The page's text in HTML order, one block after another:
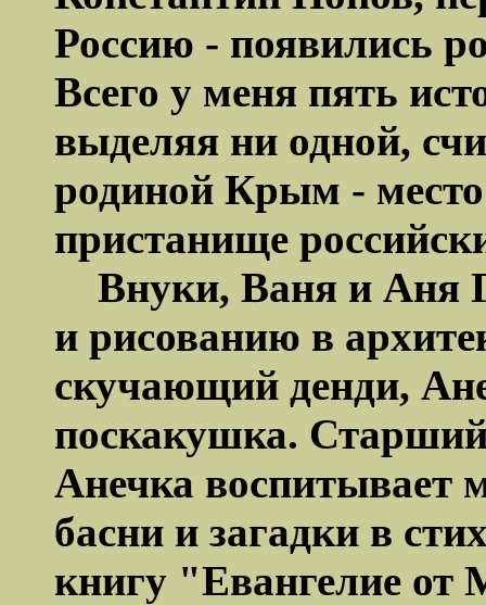
Россию - появились
Всего у меня пять
выделяя ни одной,
родиной Крым - место
пристанище
Внуки, Ваня и Аня
и рисованию в
скучающий денди,
поскакушка.
Анечка воспитывает
басни и загадки в
книгу "Евангелие от